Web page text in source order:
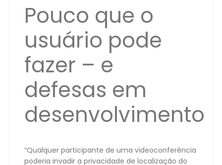
Pouco que o
usuário pode
fazer – e
defesas em
desenvolvimento
“Qualquer participante de uma videoconferência
poderia invadir a privacidade de localização do